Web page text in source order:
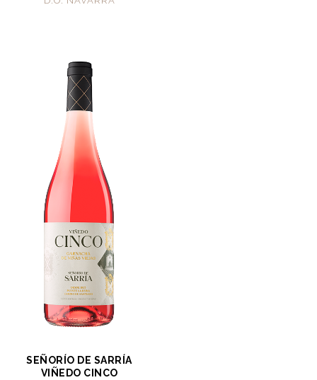
SEÑORÍO DE SARRÍA
VIÑEDO CINCO